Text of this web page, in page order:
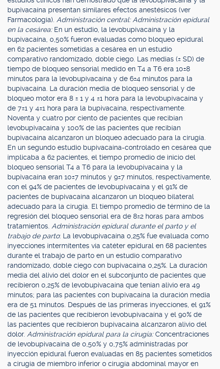
bupivacaína presentan similares efectos anestésicos (ver
Farmacología). Administración central: Administración epidural
en la cesárea: En un estudio, la levobupivacaína y la
bupivacaína, 0,50% fueron evaluadas como bloqueo epidural
en 62 pacientes sometidas a cesárea en un estudio
comparativo randomizado, doble ciego. Las medias (± SD) de
tiempo de bloqueo sensorial medido en T4 a T6 era 10±8
minutos para la levobupivacaína y de 6±4 minutos para la
bupivacaína. La duración media de bloqueo sensorial y de
bloqueo motor era 8 ± 1 y 4 ±1 hora para la levobupivacaína y
de 7±1 y 4±1 hora para la bupivacaína, respectivamente.
Noventa y cuatro por ciento de pacientes que recibían
levobupivacaína y 100% de las pacientes que recibían
bupivacaína alcanzaron un bloqueo adecuado para la cirugía.
En un segundo estudio bupivacaína-controlado en cesárea que
implicaba a 62 pacientes, el tiempo promedio de inicio del
bloqueo sensorial T4 a T6 para la levobupivacaína y la
bupivacaína eran 10±7 minutos y 9±7 minutos, respectivamente,
con el 94% de pacientes de levobupivacaína y el 91% de
pacientes de bupivacaína alcanzaron un bloqueo bilateral
adecuado para la cirugía. El tiempo promedio de término de la
regresión del bloqueo sensorial era de 8±2 horas para ambos
tratamientos. Administración epidural durante el parto y el
trabajo de parto: La levobupivacaína 0,25% fue evaluada como
inyecciones intermitentes vía catéter epidural en 68 pacientes
durante el trabajo de parto en un estudio comparativo
randomizado, doble ciego con bupivacaína 0,25%. La duración
media del alivio del dolor en el subconjunto de pacientes que
recibieron 0,25% de levobupivacaína que tenían alivio era 49
minutos; para las pacientes con bupivacaína la duración media
era de 51 minutos. Después de las primeras inyecciones, el 91%
de las pacientes que recibieron levobupivacaína y el 90% de
las pacientes que recibieron bupivacaína alcanzaron alivio del
dolor. Administración epidural para la cirugía:Concentraciones
de levobupivacaína de 0,50% y 0,75% administradas por
inyección epidural fueron evaluadas en 85 pacientes sometidos
a cirugía de miembro inferior o cirugía abdominal mayor en